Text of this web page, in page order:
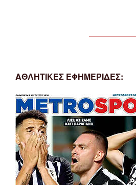
ΑΘΛΗΤΙΚΕΣ ΕΦΗΜΕΡΙΔΕΣ: